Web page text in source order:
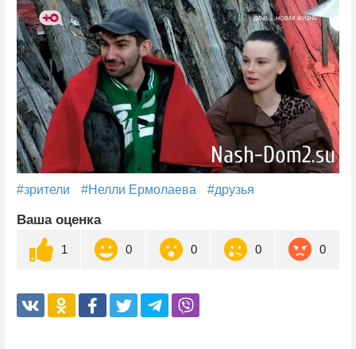
#зрители #Нелли Ермолаева #друзья
Ваша оценка
1 0 0 0 0